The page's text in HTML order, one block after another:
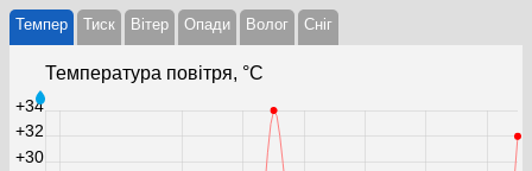
Темпер Тиск Вітер Опади Волог Cніг
Температура повітря, °С
+30
+32
+34